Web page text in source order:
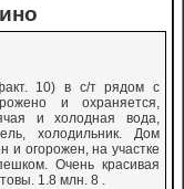
10) в с/т рядом с
и охраняется,
и холодная вода,
холодильник. Дом
и огорожен, на участке
Очень красивая
1.8 млн. 8 .